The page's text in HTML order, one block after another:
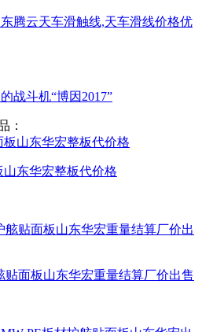
腾云天车滑触线,天车滑线价格优
战斗机“博因2017”
：
东华宏整板代价格
贴面板山东华宏重量结算厂价出售